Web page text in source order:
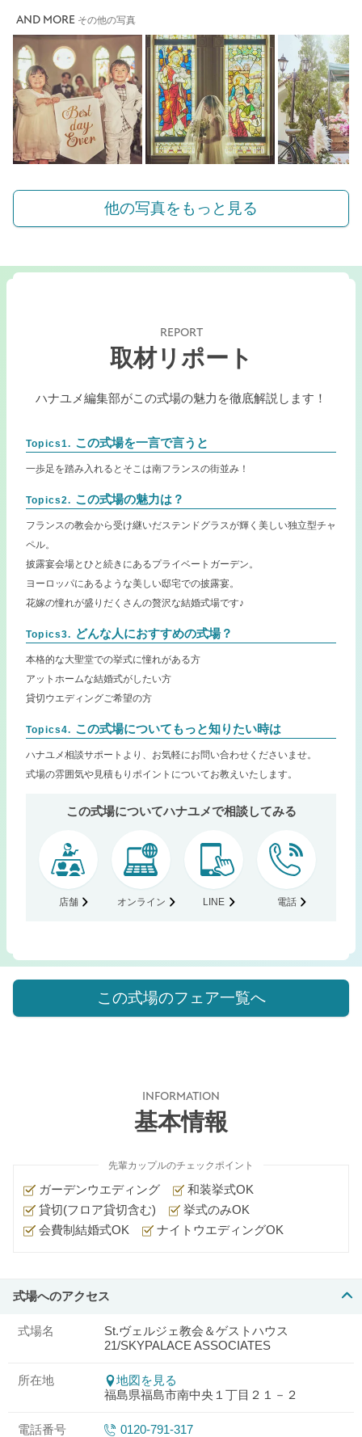
AND MORE その他の写真
他の写真をもっと見る
REPORT
取材リポート
ハナユメ編集部がこの式場の魅力を徹底解説します！
Topics1. この式場を一言で言うと
一歩足を踏み入れるとそこは南フランスの街並み！
Topics2. この式場の魅力は？
フランスの教会から受け継いだステンドグラスが輝く美しい独立型チャ
ペル。
披露宴会場とひと続きにあるプライベートガーデン。
ヨーロッパにあるような美しい邸宅での披露宴。
花嫁の憧れが盛りだくさんの贅沢な結婚式場です♪
Topics3. どんな人におすすめの式場？
本格的な大聖堂での挙式に憧れがある方
アットホームな結婚式がしたい方
貸切ウエディングご希望の方
Topics4. この式場についてもっと知りたい時は
ハナユメ相談サポートより、お気軽にお問い合わせくださいませ。
式場の雰囲気や見積もりポイントについてお教えいたします。
この式場についてハナユメで相談してみる
店舗 オンライン LINE 電話
この式場のフェア一覧へ
INFORMATION
基本情報
先輩カップルのチェックポイント
ガーデンウエディング
和装挙式OK
貸切(フロア貸切含む)
挙式のみOK
会費制結婚式OK
ナイトウエディングOK
式場へのアクセス
式場名
St.ヴェルジェ教会＆ゲストハウス
21/SKYPALACE ASSOCIATES
所在地
地図を見る
福島県福島市南中央１丁目２１－２
電話番号
0120-791-317